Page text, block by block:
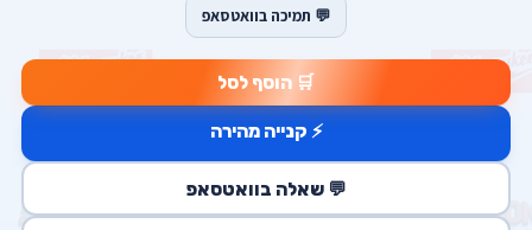
💬 תמיכה בוואטסאפ
🛒 הוסף לסל
⚡ קנייה מהירה
💬 שאלה בוואטסאפ